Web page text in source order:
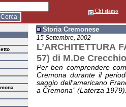
Chi siamo
Storia Cremonese
15 Settembre, 2002
L’ARCHITETTURA
57) di M.De Crecchio
Per ben comprendere
Cremona durante il
saggio dell’americano
a Cremona” (Laterza